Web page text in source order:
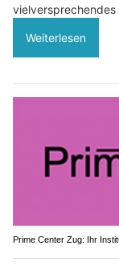
Weiterlesen
Prime Center Zug: Ihr